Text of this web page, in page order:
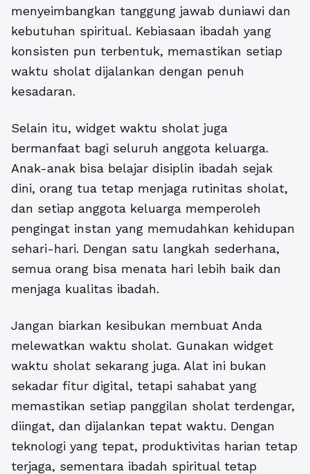
menyeimbangkan tanggung jawab duniawi dan
kebutuhan spiritual. Kebiasaan ibadah yang
konsisten pun terbentuk, memastikan setiap
waktu sholat dijalankan dengan penuh
kesadaran.
Selain itu, widget waktu sholat juga
bermanfaat bagi seluruh anggota keluarga.
Anak-anak bisa belajar disiplin ibadah sejak
dini, orang tua tetap menjaga rutinitas sholat,
dan setiap anggota keluarga memperoleh
pengingat instan yang memudahkan kehidupan
sehari-hari. Dengan satu langkah sederhana,
semua orang bisa menata hari lebih baik dan
menjaga kualitas ibadah.
Jangan biarkan kesibukan membuat Anda
melewatkan waktu sholat. Gunakan widget
waktu sholat sekarang juga. Alat ini bukan
sekadar fitur digital, tetapi sahabat yang
memastikan setiap panggilan sholat terdengar,
diingat, dan dijalankan tepat waktu. Dengan
teknologi yang tepat, produktivitas harian tetap
terjaga, sementara ibadah spiritual tetap